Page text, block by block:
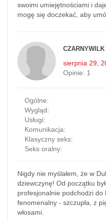
swoimi umiejętnościami i
mogę się doczekać, aby
CZARNYWILK
sierpnia 29,
Opinie: 1
Ogólne:
Wygląd:
Usługi:
Komunikacja:
Klasyczny seks:
Seks oralny:
Nigdy nie myślałem, że w
dziewczynę! Od początku
profesjonalnie podchodzi do
fenomenalny - szczupła, z
włosami.